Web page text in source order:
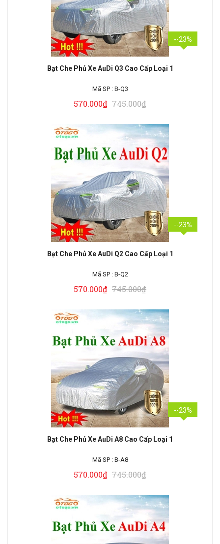
--23%
Bạt Che Phủ Xe AuDi Q3 Cao Cấp Loại 1
Mã SP : B-Q3
570.000₫ 745.000₫
--23%
Bạt Che Phủ Xe AuDi Q2 Cao Cấp Loại 1
Mã SP : B-Q2
570.000₫ 745.000₫
--23%
Bạt Che Phủ Xe AuDi A8 Cao Cấp Loại 1
Mã SP : B-A8
570.000₫ 745.000₫